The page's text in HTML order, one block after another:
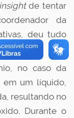
insightde tentar
da
deu tudo
no caso da
em um líquido,
resultando no
Durante o